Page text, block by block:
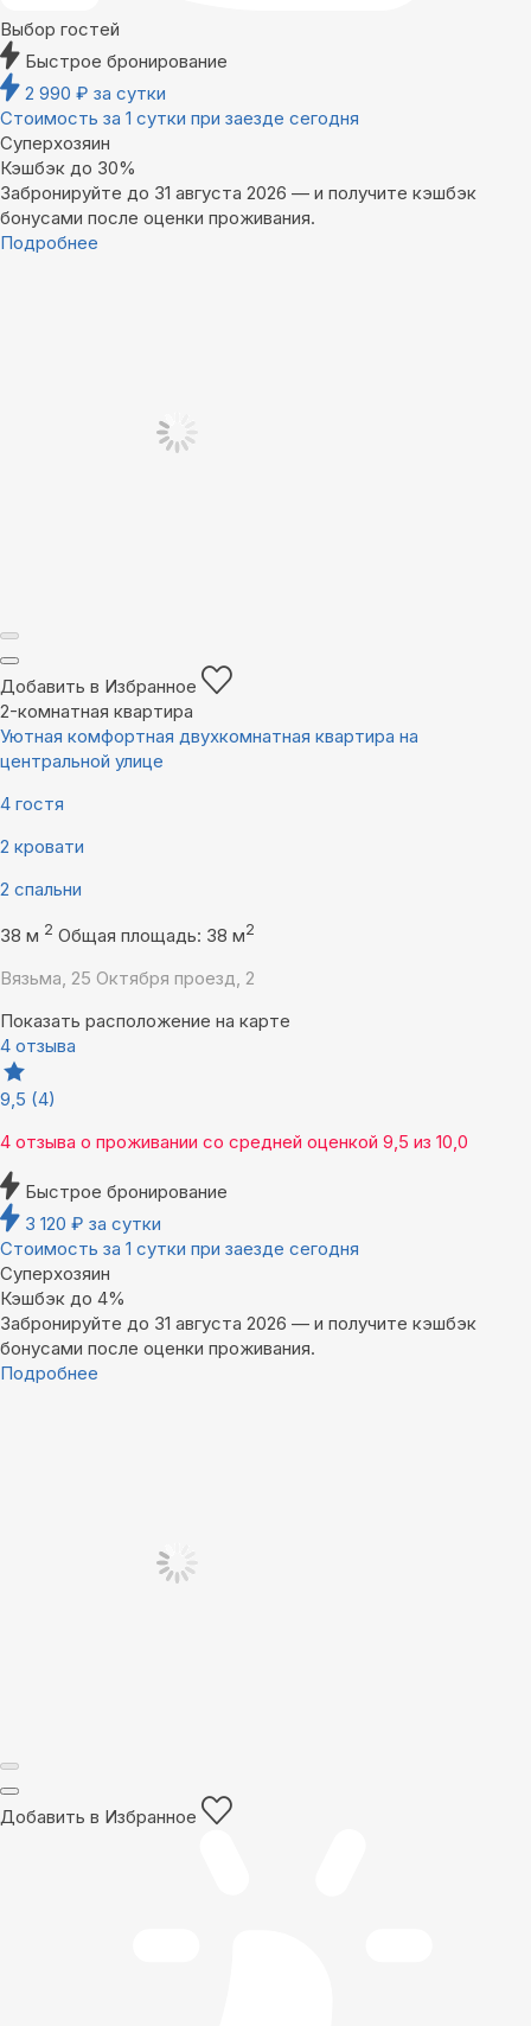
Выбор гостей
Быстрое бронирование
2 990 ₽ за сутки
Стоимость за 1 сутки при заезде сегодня
Суперхозяин
Кэшбэк до 30%
Забронируйте до 31 августа 2026 — и получите кэшбэк
бонусами после оценки проживания.
Подробнее
Добавить в Избранное
2-комнатная квартира
Уютная комфортная двухкомнатная квартира на
центральной улице
4 гостя
2 кровати
2 спальни
38 м 2 Общая площадь: 38 м2
Вязьма, 25 Октября проезд, 2
Показать расположение на карте
4 отзыва
9,5 (4)
4 отзыва о проживании со средней оценкой 9,5 из 10,0
Быстрое бронирование
3 120 ₽ за сутки
Стоимость за 1 сутки при заезде сегодня
Суперхозяин
Кэшбэк до 4%
Забронируйте до 31 августа 2026 — и получите кэшбэк
бонусами после оценки проживания.
Подробнее
Добавить в Избранное